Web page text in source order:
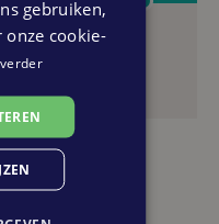
geen rechten
planning
gebruiken,
onze cookie-